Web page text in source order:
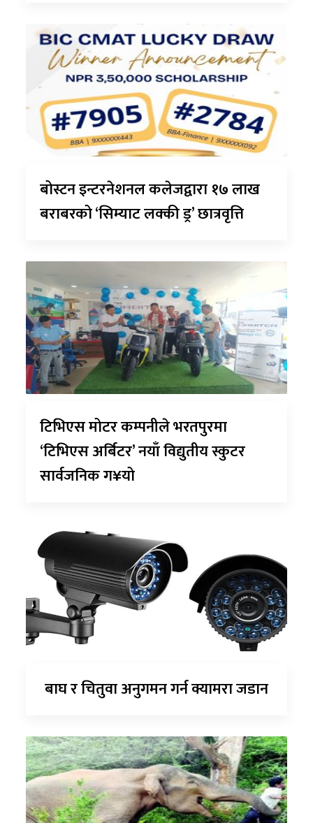
बोस्टन इन्टरनेशनल कलेजद्वारा १७ लाख
बराबरको ‘सिम्याट लक्की ड्र’ छात्रवृत्ति
टिभिएस मोटर कम्पनीले भरतपुरमा
‘टिभिएस अर्बिटर’ नयाँ विद्युतीय स्कुटर
सार्वजनिक ग¥यो
बाघ र चितुवा अनुगमन गर्न क्यामरा जडान